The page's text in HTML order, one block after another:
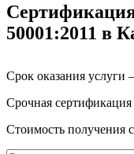
50001:2011 в
Срок оказания услуги
Срочная сертификация
Стоимость получения